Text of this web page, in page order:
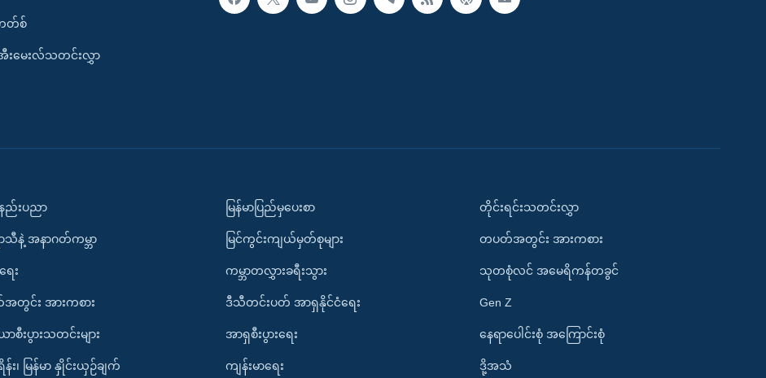
တ်စ်
းမေးလ်သတင်းလွှာ
ည်းပညာ
သီနဲ့ အနာဂတ်ကမ္ဘာ
ေး
တွင်း အားကစား
းပွားသတင်းများ
၊ မြန်မာ နှိုင်းယှဉ်ချက်
မြန်မာပြည်မှပေးစာ
မြင်ကွင်းကျယ်မှတ်စုများ
ကမ္ဘာတလွှားခရီးသွား
ဒီသီတင်းပတ် အာရှနိုင်ငံရေး
အာရှစီးပွားရေး
ကျန်းမာရေး
တိုင်းရင်းသတင်းလွှာ
တပတ်အတွင်း အားကစား
သုတစုံလင် အမေရိကန်တခွင်
Gen Z
နေရာပေါင်းစုံ အကြောင်းစုံ
ဒို့အသံ